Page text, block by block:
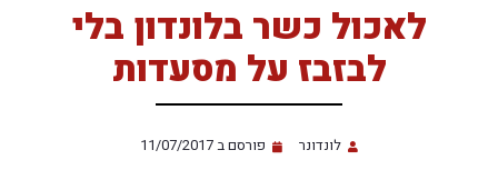
לאכול כשר בלונדון בלי
לבזבז על מסעדות
לונדונר פורסם ב11/07/2017